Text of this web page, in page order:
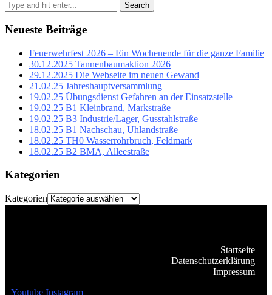
Search
Neueste Beiträge
Feuerwehrfest 2026 – Ein Wochenende für die ganze Familie
30.12.2025 Tannenbaumaktion 2026
29.12.2025 Die Webseite im neuen Gewand
21.02.25 Jahreshauptversammlung
19.02.25 Übungsdienst Gefahren an der Einsatzstelle
19.02.25 B1 Kleinbrand, Markstraße
19.02.25 B3 Industrie/Lager, Gusstahlstraße
18.02.25 B1 Nachschau, Uhlandstraße
18.02.25 TH0 Wasserrohrbruch, Feldmark
18.02.25 B2 BMA, Alleestraße
Kategorien
Kategorien
Startseite
Datenschutzerklärung
Impressum
Youtube Instagram